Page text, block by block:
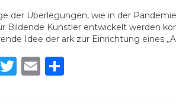
der Überlegungen, wie in der
Bildende Künstler entwickelt werden
Idee der ark zur Einrichtung eines
Twitter
Email